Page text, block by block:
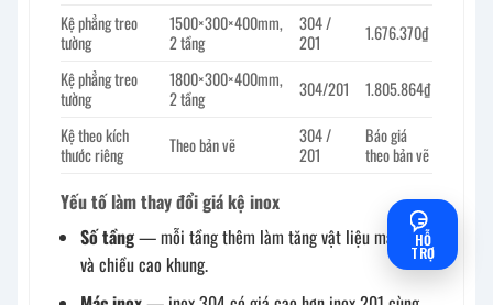
Kệ phẳng treo
tường
1500×300×400mm,
2 tầng
304 /
201
1.676.370₫
Kệ phẳng treo
tường
1800×300×400mm,
2 tầng
304/201
1.805.864₫
Kệ theo kích
thước riêng
Theo bản vẽ
304 /
201
Báo giá
theo bản vẽ
Yếu tố làm thay đổi giá kệ inox
Số tầng— mỗi tầng thêm làm tăng vật liệu mặt kệ
và chiều cao khung.
HỖ
TRỢ